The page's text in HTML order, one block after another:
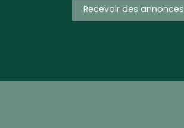
Recevoir des annonces